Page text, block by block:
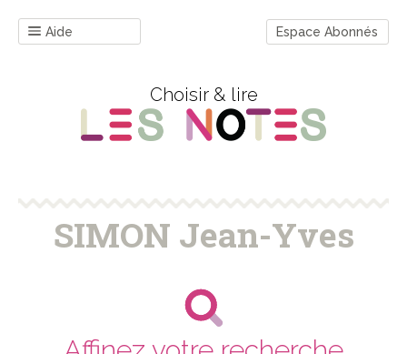
Aide Espace Abonnés
Choisir & lire
SIMON Jean-Yves